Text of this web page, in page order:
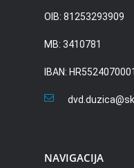
OIB: 81253293909
MB: 3410781
IBAN:
NAVIGACIJA